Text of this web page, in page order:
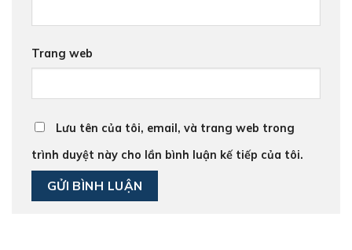
Trang web
Lưu tên của tôi, email, và trang web trong
trình duyệt này cho lần bình luận kế tiếp của tôi.